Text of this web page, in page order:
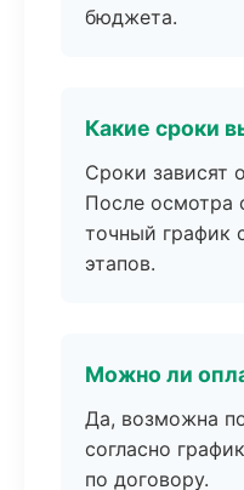
бюджета.
Какие сроки
Сроки зависят
После осмотра
точный график
этапов.
Можно ли
Да, возможна
согласно
по договору.